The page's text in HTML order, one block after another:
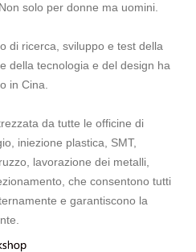
solo per donne ma uomini.
di ricerca, sviluppo e test della
della tecnologia e del design ha
in Cina.
da tutte le officine di
iniezione plastica, SMT,
lavorazione dei metalli,
che consentono tutti
e garantiscono la